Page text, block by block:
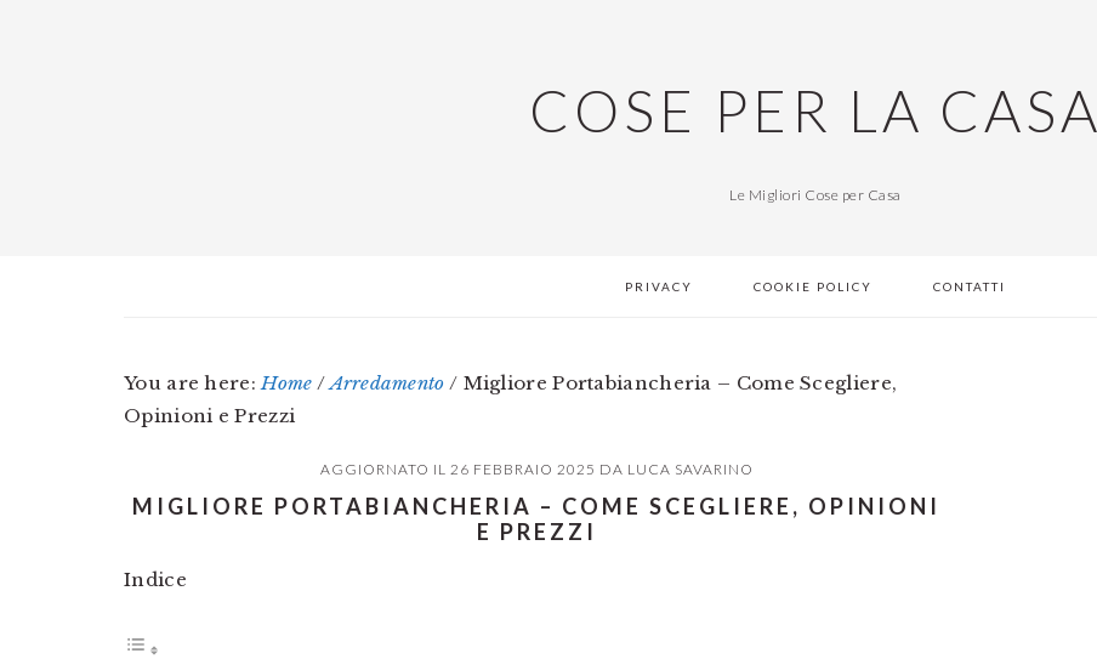
COSE PER LA CASA
Le Migliori Cose per Casa
PRIVACY COOKIE POLICY CONTATTI
You are here:Home / Arredamento / Migliore Portabiancheria – Come Scegliere,
Opinioni e Prezzi
AGGIORNATO IL 26 FEBBRAIO 2025 DA LUCA SAVARINO
MIGLIORE PORTABIANCHERIA – COME SCEGLIERE, OPINIONI
E PREZZI
Indice